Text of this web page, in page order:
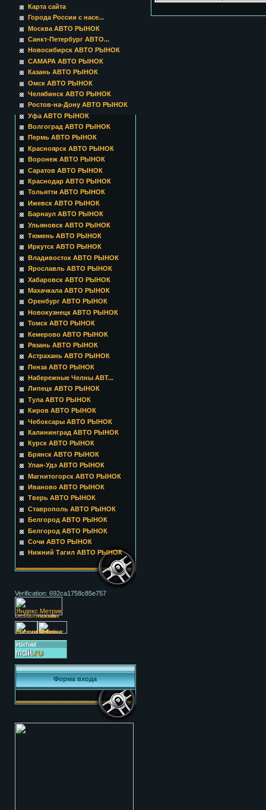
Карта сайта
Города России с насе...
Москва АВТО РЫНОК
Санкт-Петербург АВТО...
Новосибирск АВТО РЫНОК
САМАРА АВТО РЫНОК
Казань АВТО РЫНОК
Омск АВТО РЫНОК
Челябинск АВТО РЫНОК
Ростов-на-Дону АВТО РЫНОК
Уфа АВТО РЫНОК
Волгоград АВТО РЫНОК
Пермь АВТО РЫНОК
Красноярск АВТО РЫНОК
Воронеж АВТО РЫНОК
Саратов АВТО РЫНОК
Краснодар АВТО РЫНОК
Тольятти АВТО РЫНОК
Ижевск АВТО РЫНОК
Барнаул АВТО РЫНОК
Ульяновск АВТО РЫНОК
Тюмень АВТО РЫНОК
Иркутск АВТО РЫНОК
Владивосток АВТО РЫНОК
Ярославль АВТО РЫНОК
Хабаровск АВТО РЫНОК
Махачкала АВТО РЫНОК
Оренбург АВТО РЫНОК
Новокузнецк АВТО РЫНОК
Томск АВТО РЫНОК
Кемерово АВТО РЫНОК
Рязань АВТО РЫНОК
Астрахань АВТО РЫНОК
Пенза АВТО РЫНОК
Набережные Челны АВТ...
Липецк АВТО РЫНОК
Тула АВТО РЫНОК
Киров АВТО РЫНОК
Чебоксары АВТО РЫНОК
Калининград АВТО РЫНОК
Курск АВТО РЫНОК
Брянск АВТО РЫНОК
Улан-Удэ АВТО РЫНОК
Магнитогорск АВТО РЫНОК
Иваново АВТО РЫНОК
Тверь АВТО РЫНОК
Ставрополь АВТО РЫНОК
Белгород АВТО РЫНОК
Белгород АВТО РЫНОК
Сочи АВТО РЫНОК
Нижний Тагил АВТО РЫНОК
Verification: 692ca1758c85e757
Форма входа